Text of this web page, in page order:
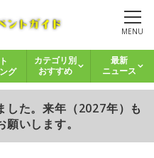
MENU
グ
カテゴリ別
おすすめ
最新
ニュース
した。来年（2027年）も
いします。